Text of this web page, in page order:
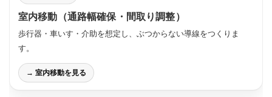
室内移動（通路幅確保・間取り調整）
歩行器・車いす・介助を想定し、ぶつからない導線をつくりま
す。
→ 室内移動を見る